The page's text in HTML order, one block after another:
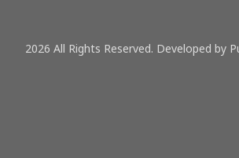
2026 All Rights Reserved. Developed by